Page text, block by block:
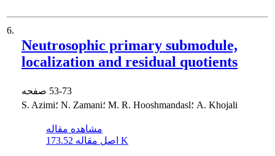
6.
Neutrosophic primary submodule,
localization and residual quotients
53-73
S. Azimi؛ N. Zamani؛ M. R. Hooshmandasl؛ A. Khojali
مشاهده مقاله
اصل مقاله 173.52 K